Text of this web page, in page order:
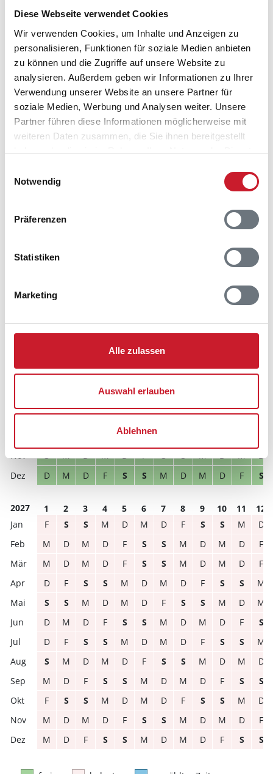
Diese Webseite verwendet Cookies
Wir verwenden Cookies, um Inhalte und Anzeigen zu
personalisieren, Funktionen für soziale Medien anbieten
zu können und die Zugriffe auf unsere Website zu
analysieren. Außerdem geben wir Informationen zu Ihrer
Verwendung unserer Website an unsere Partner für
soziale Medien, Werbung und Analysen weiter. Unsere
Partner führen diese Informationen möglicherweise mit
weiteren Daten zusammen, die Sie ihnen bereitgestellt
haben oder die sie im Rahmen Ihrer Nutzung der Dienste
Notwendig
Präferenzen
Statistiken
Marketing
Alle zulassen
Auswahl erlauben
Ablehnen
Belegungskalender
Reisedauer auswählen
Anreisetag im Belegungskalender anklicken
Bitte beachten Sie, dass sich bei Änderungen des
Hausbeschreibung und/oder der Ausstattung ergeben
können.
frei belegt gewählter Zeitraum
M
D F S S M D M D F S
S
D M D F
D
M D F S S M D M D F
S
M D
S
M D M D F S S M D M
D
D
M D F S S M D M D F S
2027 1 2 3 4 5 6 7 8 9 10 11
12
F
S S M D M D F S S M
D
M
D M D F S S M D M D
F
M
D M D F S S M D M D
F
D
F S S M D M D F S S
M
S
S M D M D F S S M D
M
D
M D F S S M D M D F
S
D
F S S M D M D F S S
M
S
M D M D F S S M D M
D
M
D F S S M D M D F S
S
F
S S M D M D F S S M
D
M
D M D F S S M D M D
F
M
D F S S M D M D F S S